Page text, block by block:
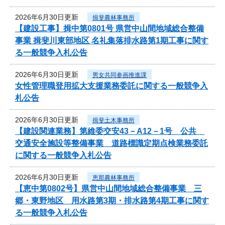
2026年6月30日更新 揖斐農林事務所
【建設工事】揖中第0801号 県営中山間地域総合整備
事業 揖斐川東部地区 名礼集落排水路第1期工事に関す
る一般競争入札公告
2026年6月30日更新 男女共同参画推進課
女性管理職登用拡大支援業務委託に関する一般競争入
札公告
2026年6月30日更新 揖斐土木事務所
【建設関連業務】第維委交安43－A12－1号 公共
交通安全施設等整備事業 道路標識定期点検業務委託
に関する一般競争入札公告
2026年6月30日更新 恵那農林事務所
【恵中第0802号】県営中山間地域総合整備事業 三
郷・東野地区 用水路第3期・排水路第4期工事に関す
る一般競争入札公告